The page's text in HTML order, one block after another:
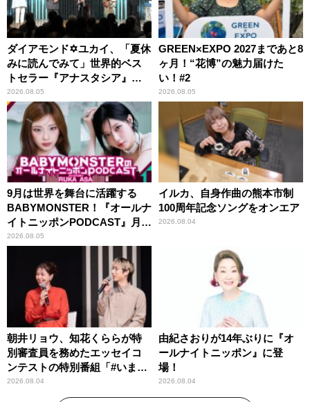
ダイアモンド✡ユカイ、「夏休
みに読んでみて」世界的ベス
トセラー『アナスタシア』を
紹介
2026.08.05
GREEN×EXPO 2027まであと8
ヶ月！“花博”の魅力届けた
い！#2
2026.08.05
9月は世界を舞台に活躍する
BABYMONSTER！『オールナ
イトニッポンPODCAST』月替
わりパーソナリティ
2026.08.05
イルカ、自身作曲の熊本市制
100周年記念ソングをオンエア
2026.08.04
朝井リョウ、知花くららが特
別審査員を務めたエッセイコ
ンテストの特別番組「#いまあ
なたに伝えたいこと」
2026.08.04
由紀さおりが14年ぶりに『オ
ールナイトニッポン』に登
場！
2026.08.04